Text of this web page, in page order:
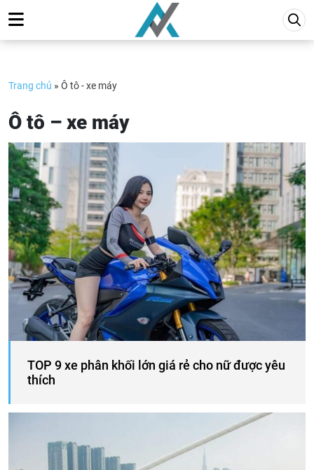
to
content
Trang chủ » Ô tô - xe máy
Ô tô – xe máy
TOP 9 xe phân khối lớn giá rẻ cho nữ được yêu
thích